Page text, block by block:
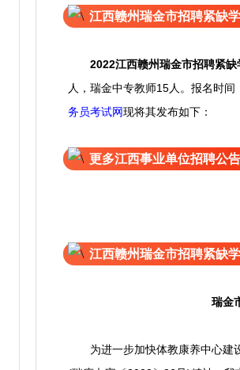
江西赣州瑞金市招聘紧缺
2022江西赣州瑞金市招聘紧
人，瑞金中专教师15人。 报名时间
务员考试网现将其发布如下：
更多江西事业单位招聘公
江西赣州瑞金市招聘紧缺
瑞金
为进一步加快体教康养中心建设